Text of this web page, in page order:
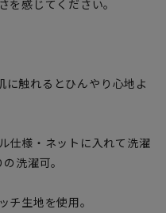
を感じてください。
触れるとひんやり心地よ
仕様・ネットに入れて洗濯
洗濯可。
チ生地を使用。